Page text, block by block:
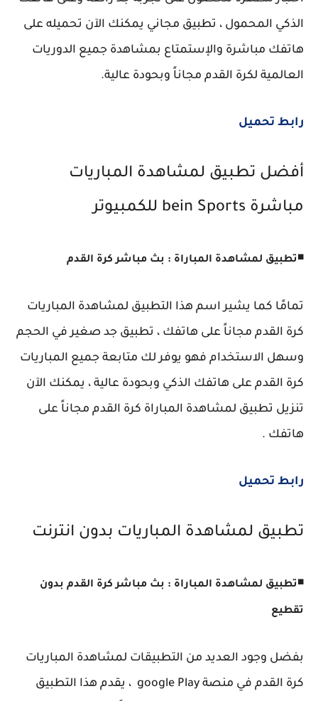
الذكي المحمول ، تطبيق مجاني يمكنك الآن تحميله على
هاتفك مباشرة والإستمتاع بمشاهدة جميع الدوريات
العالمية لكرة القدم مجاناً وبحودة عالية.
رابط تحميل
أفضل تطبيق لمشاهدة المباريات
مباشرة bein Sports للكمبيوتر
◾تطبيق لمشاهدة المباراة : بث مباشر كرة القدم
تمامًا كما يشير اسم هذا التطبيق لمشاهدة المباريات
كرة القدم مجاناً على هاتفك ، تطبيق جد صغير في الحجم
وسهل الاستخدام فهو يوفر لك متابعة جميع المباريات
كرة القدم على هاتفك الذكي وبحودة عالية ، يمكنك الآن
تنزيل تطبيق لمشاهدة المباراة كرة القدم مجاناً على
هاتفك .
رابط تحميل
تطبيق لمشاهدة المباريات بدون انترنت
◾تطبيق لمشاهدة المباراة : بث مباشر كرة القدم بدون
تقطيع
بفضل وجود العديد من التطبيقات لمشاهدة المباريات
كرة القدم في منصة google Play ، يقدم هذا التطبيق